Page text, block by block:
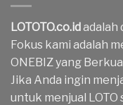
LOTOTO.co.idadalah
Fokus kami adalah
ONEBIZ yang
Jika Anda ingin
untuk menjual LOTO